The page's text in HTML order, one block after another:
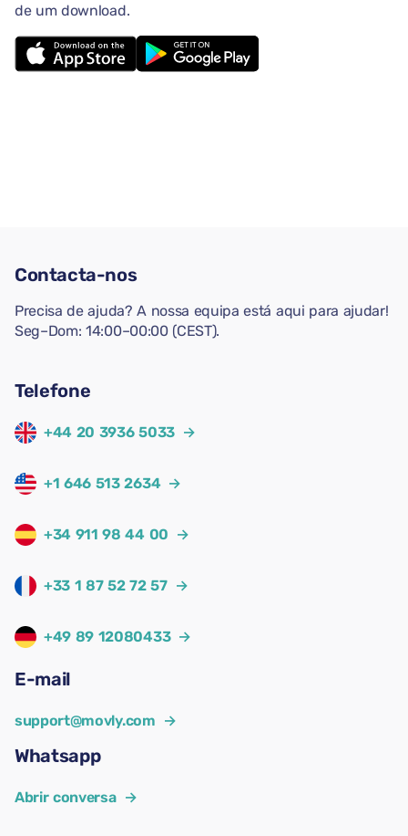
de um download.
Contacta-nos
Precisa de ajuda? A nossa equipa está aqui para ajudar!
Seg–Dom: 14:00–00:00 (CEST).
Telefone
+44 20 3936 5033 →
+1 646 513 2634 →
+34 911 98 44 00 →
+33 1 87 52 72 57 →
+49 89 12080433 →
E-mail
support@movly.com →
Whatsapp
Abrir conversa →